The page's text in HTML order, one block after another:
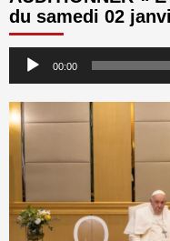
du samedi 02
Lecteur
audio
00:00